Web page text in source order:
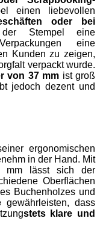
einen liebevollen
oder bei
Stempel eine
eine
Kunden zu zeigen,
verpackt wurde.
von 37 mm ist groß
jedoch dezent und
ergonomischen
in der Hand. Mit
mm lässt sich der
Oberflächen
Buchenholzes und
gewährleisten, dass
stets klare und